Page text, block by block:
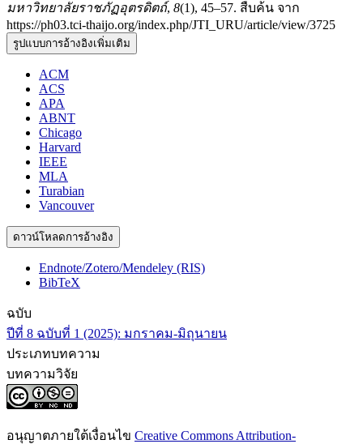
มหาวิทยาลัยราชภัฏอุตรดิตถ์, 8(1), 45–57. สืบค้น จาก
https://ph03.tci-thaijo.org/index.php/JTI_URU/article/view/3725
รูปแบบการอ้างอิงเพิ่มเติม
ACM
ACS
APA
ABNT
Chicago
Harvard
IEEE
MLA
Turabian
Vancouver
ดาวน์โหลดการอ้างอิง
Endnote/Zotero/Mendeley (RIS)
BibTeX
ฉบับ
ปีที่ 8 ฉบับที่ 1 (2025): มกราคม-มิถุนายน
ประเภทบทความ
บทความวิจัย
อนุญาตภายใต้เงื่อนไข Creative Commons Attribution-